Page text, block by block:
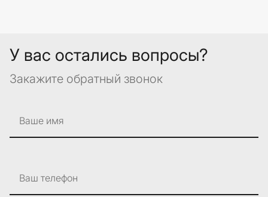
У вас остались вопросы?
Закажите обратный звонок
Ваше имя
Ваш телефон